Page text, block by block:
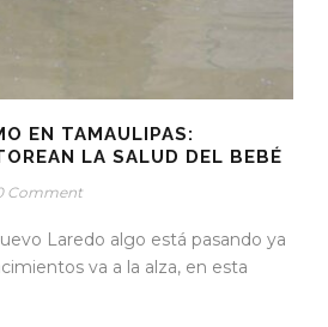
EN TAMAULIPAS:
LA SALUD DEL BEBÉ
Comment
Laredo algo está pasando ya
va a la alza, en esta